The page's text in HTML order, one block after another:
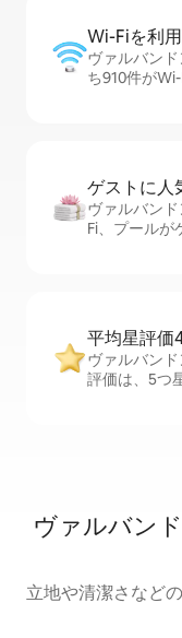
Wi-Fiを利⁠
ヴァルバン
ち910件が
ゲストに人⁠
ヴァルバン
Fi、プールが
平均星評価
ヴァルバン
評価は、5つ
ヴァルバン
立地や清潔さなど